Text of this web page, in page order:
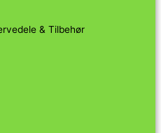
& Tilbehør